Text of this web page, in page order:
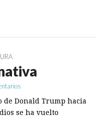
de Donald Trump hacia
se ha vuelto